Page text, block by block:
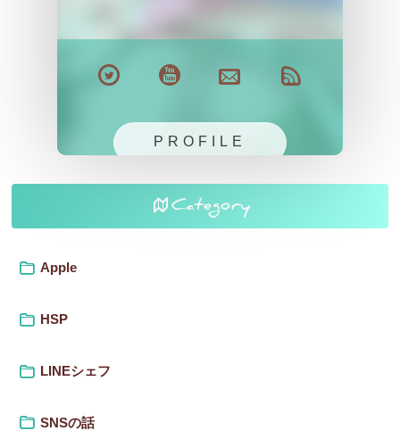
PROFILE
Category
Apple
HSP
LINEシェフ
SNSの話